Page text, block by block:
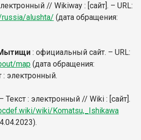
// Wikiway : [сайт]. – URL:
alushta/ (дата обращения:
Мытищи : официальный сайт. – URL:
map (дата обращения:
: электронный.
– Текст : электронный // Wiki : [сайт].
wiki/Komatsu,_Ishikawa